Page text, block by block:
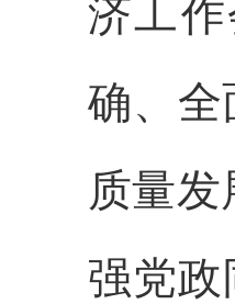
济工
确、全
质量
强党